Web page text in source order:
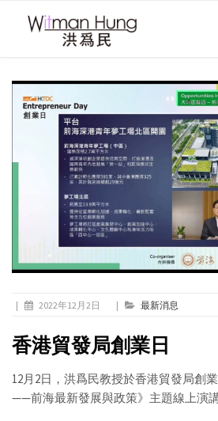
| 2022年12月2日 | 最新消息
香港貿發局創業日
12月2日，洪爲民教授於香港貿發局創
—— 前海最新發展與政策》主題線上演講